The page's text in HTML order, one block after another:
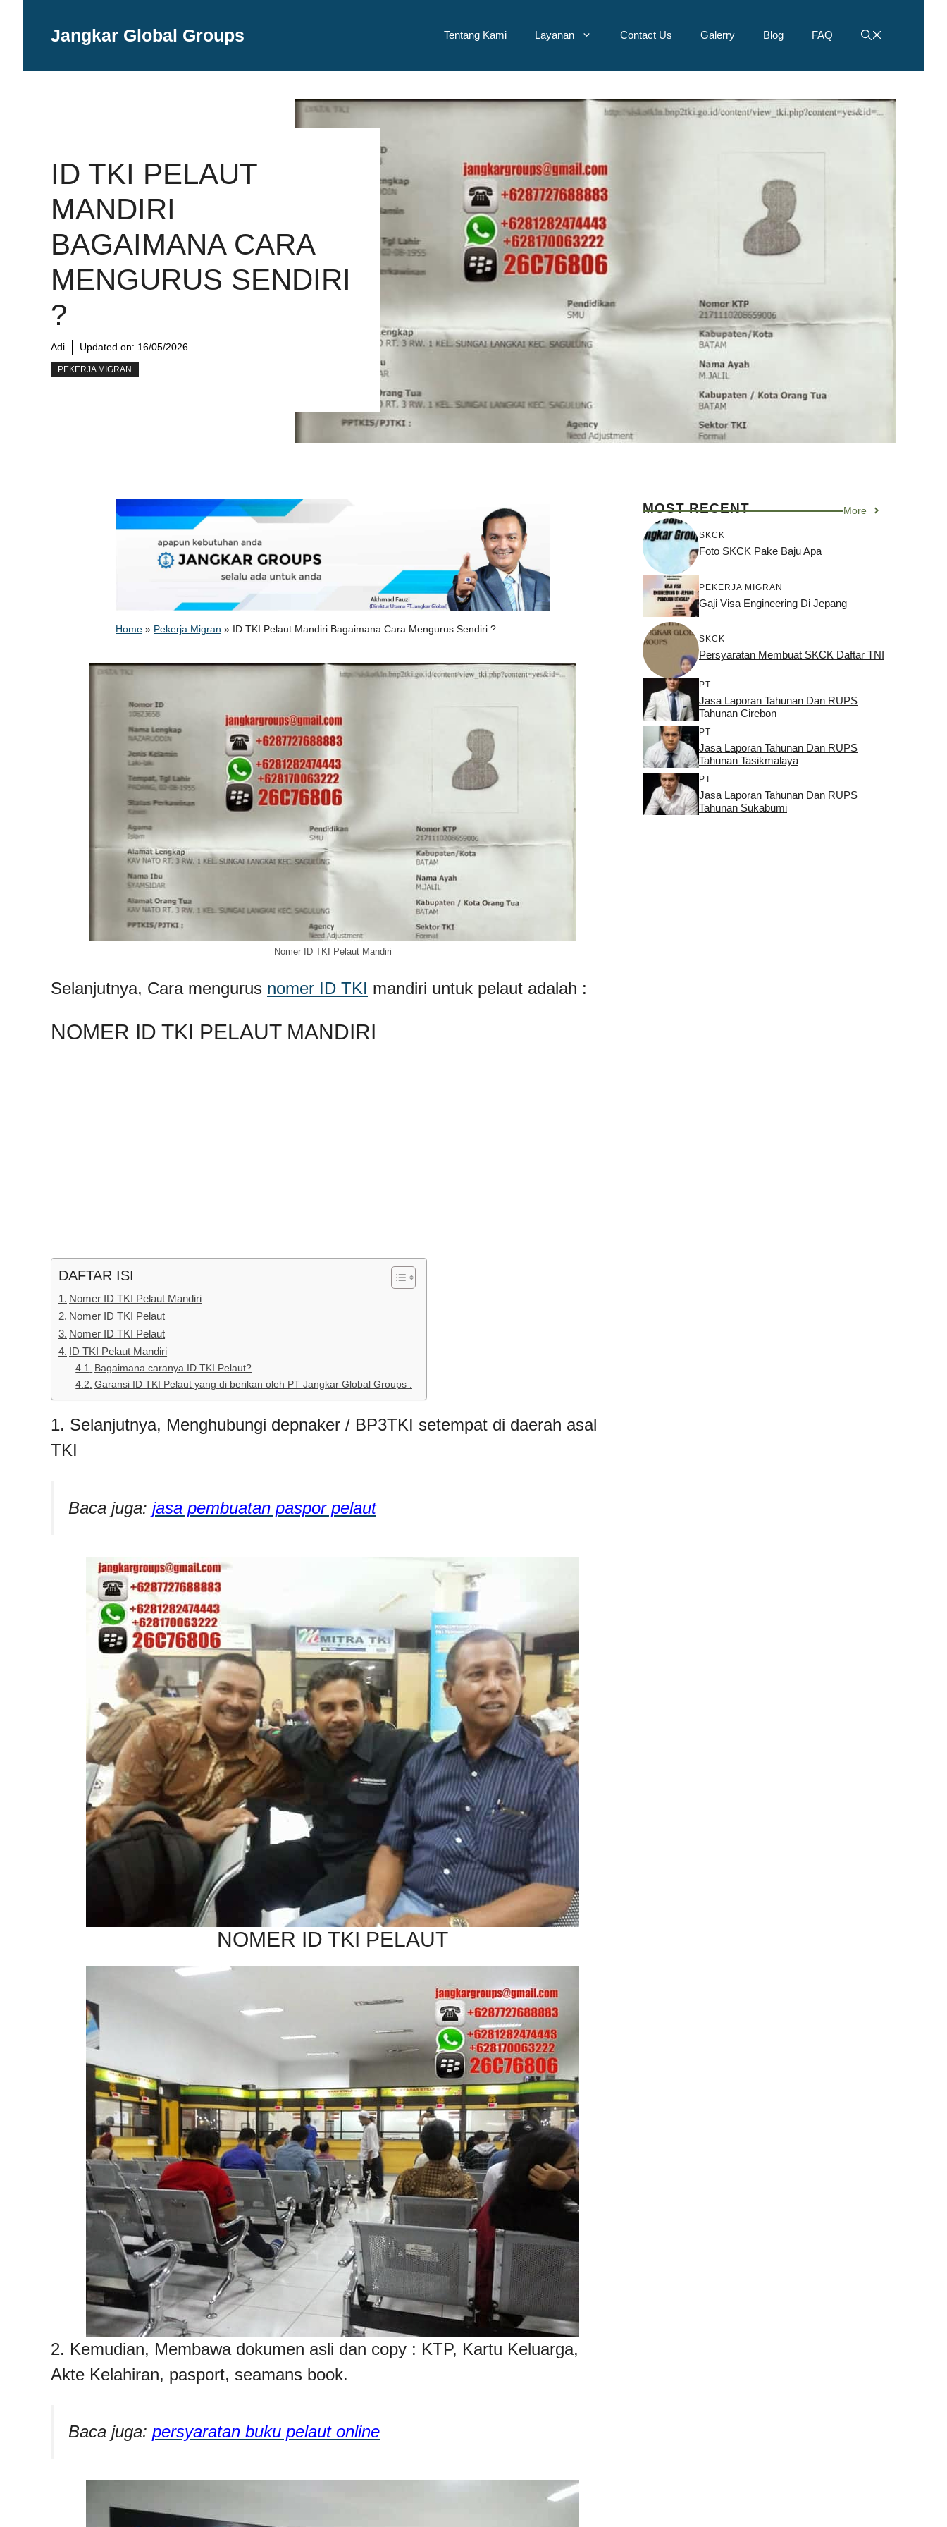
Jangkar Global Groups Tentang Kami Layanan Contact Us Galerry Blog FAQ
ID TKI PELAUT
MANDIRI
BAGAIMANA CARA
MENGURUS SENDIRI
?
Adi Updated on: 16/05/2026
PEKERJA MIGRAN
Home » Pekerja Migran » ID TKI Pelaut Mandiri Bagaimana Cara Mengurus Sendiri ?
Nomer ID TKI Pelaut Mandiri
Selanjutnya, Cara mengurus nomer ID TKI mandiri untuk pelaut adalah :
NOMER ID TKI PELAUT MANDIRI
DAFTAR ISI
Nomer ID TKI Pelaut Mandiri
Nomer ID TKI Pelaut
Nomer ID TKI Pelaut
ID TKI Pelaut Mandiri
Bagaimana caranya ID TKI Pelaut?
Garansi ID TKI Pelaut yang di berikan oleh PT Jangkar Global Groups :
1. Selanjutnya, Menghubungi depnaker / BP3TKI setempat di daerah asal
TKI
Baca juga: jasa pembuatan paspor pelaut
NOMER ID TKI PELAUT
2. Kemudian, Membawa dokumen asli dan copy : KTP, Kartu Keluarga,
Akte Kelahiran, pasport, seamans book.
Baca juga: persyaratan buku pelaut online
MOST RECENT More
SKCK
Foto SKCK Pake Baju Apa
PEKERJA MIGRAN
Gaji Visa Engineering Di Jepang
SKCK
Persyaratan Membuat SKCK Daftar TNI
PT
Jasa Laporan Tahunan Dan RUPS
Tahunan Cirebon
PT
Jasa Laporan Tahunan Dan RUPS
Tahunan Tasikmalaya
PT
Jasa Laporan Tahunan Dan RUPS
Tahunan Sukabumi